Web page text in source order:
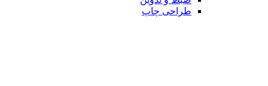
طراحی چاپ